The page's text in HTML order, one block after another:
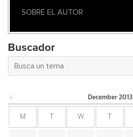
SOBRE EL AUTOR
Buscador
December 2013
M W